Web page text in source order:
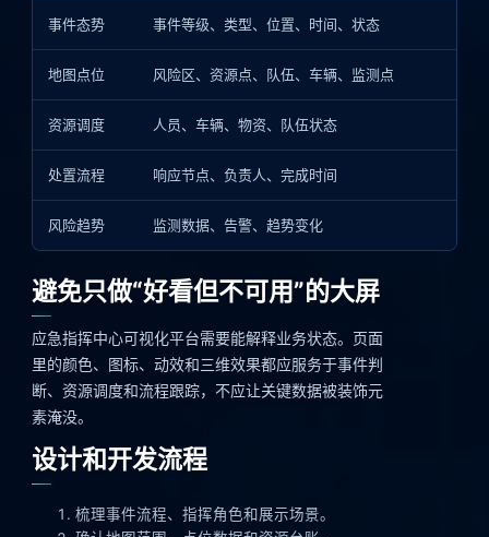
事件态势 事件等级、类型、位置、时间、状态
地图点位 风险区、资源点、队伍、车辆、监测点
资源调度 人员、车辆、物资、队伍状态
处置流程 响应节点、负责人、完成时间
风险趋势 监测数据、告警、趋势变化
避免只做“好看但不可用”的大屏
应急指挥中心可视化平台需要能解释业务状态。页面
里的颜色、图标、动效和三维效果都应服务于事件判
断、资源调度和流程跟踪，不应让关键数据被装饰元
素淹没。
设计和开发流程
梳理事件流程、指挥角色和展示场景。